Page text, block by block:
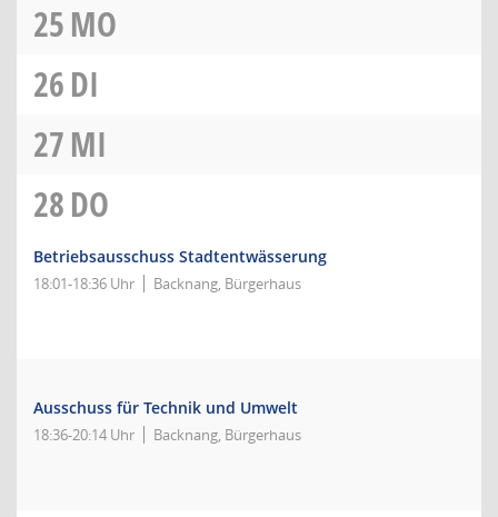
25MO
26DI
27MI
28DO
Betriebsausschuss Stadtentwässerung
18:01-18:36 Uhr Backnang, Bürgerhaus
Ausschuss für Technik und Umwelt
18:36-20:14 Uhr Backnang, Bürgerhaus